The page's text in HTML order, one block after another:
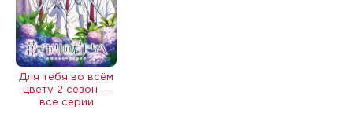
Для тебя во всём
цвету 2 сезон —
все серии